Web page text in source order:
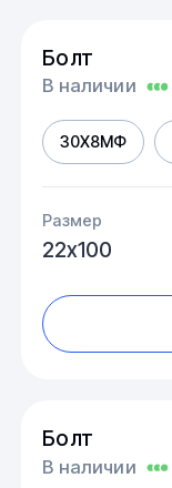
Болт
В наличии
30Х8МФ
Размер
22х100
Болт
В наличии